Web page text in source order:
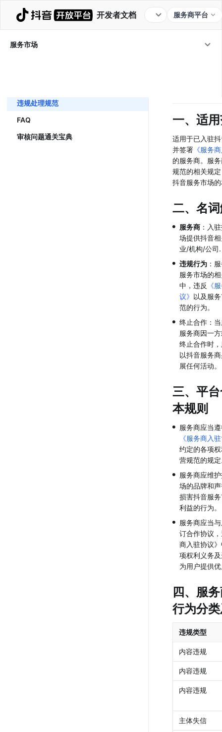
开发者文档 服务商平台
服务市场
违规处理规范
FAQ
审核问题通关宝典
违规
一、适
适用于已入驻
并签署 《服务
的服务商。服
规范的相关规
抖音服务市场
二、名
• 服务商 ：入
场提供抖音
业/机构/公司.
• 违规行为 ：
服务市场的
中，违反 《
议》 以及服
范的行为。
• 终止合作：
服务商因一
终止合作时
以抖音服务
展任何活动。
三、平
本规则
• 服务商应当
《服务商入
约定的各项
营规范的规
• 服务商应维
场的品牌和
损害抖音服
利益的行为。
• 服务商应当
订合作协议
商入驻协议
项权利义务
为用户提供
四、服
行为分
违规类型
内容违规
内容违规
内容违规
主体失信